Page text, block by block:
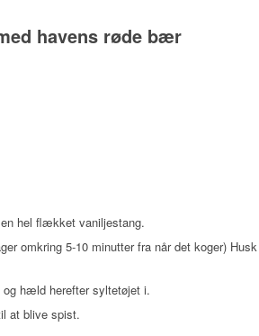
havens røde bær
hel flækket vaniljestang.
omkring 5-10 minutter fra når det koger) Husk
hæld herefter syltetøjet i.
at blive spist.